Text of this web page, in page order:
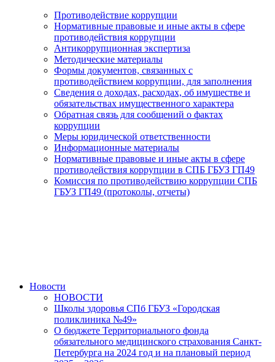
Противодействие коррупции
Нормативные правовые и иные акты в сфере
противодействия коррупции
Антикоррупционная экспертиза
Методические материалы
Формы документов, связанных с
противодействием коррупции, для заполнения
Сведения о доходах, расходах, об имуществе и
обязательствах имущественного характера
Обратная связь для сообщений о фактах
коррупции
Меры юридической ответственности
Информационные материалы
Нормативные правовые и иные акты в сфере
противодействия коррупции в СПБ ГБУЗ ГП49
Комиссия по противодействию коррупции СПБ
ГБУЗ ГП49 (протоколы, отчеты)
Новости
НОВОСТИ
Школы здоровья СПб ГБУЗ «Городская
поликлиника №49»
О бюджете Территориального фонда
обязательного медицинского страхования Санкт-
Петербурга на 2024 год и на плановый период